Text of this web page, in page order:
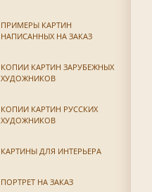
ПРИМЕРЫ КАРТИН
НАПИСАННЫХ НА ЗАКАЗ
КОПИИ КАРТИН ЗАРУБЕЖНЫХ
ХУДОЖНИКОВ
КОПИИ КАРТИН РУССКИХ
ХУДОЖНИКОВ
КАРТИНЫ ДЛЯ ИНТЕРЬЕРА
ПОРТРЕТ НА ЗАКАЗ